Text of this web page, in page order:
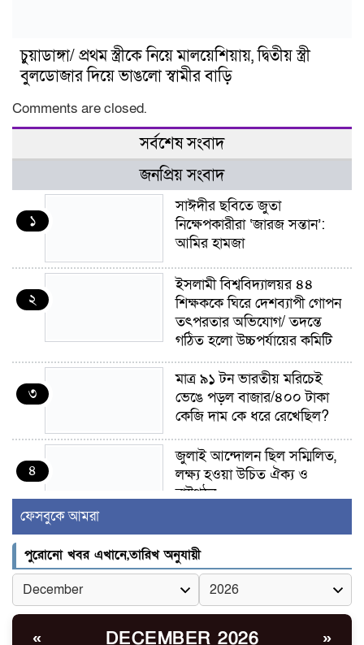
চুয়াডাঙ্গা/ প্রথম স্ত্রীকে নিয়ে মালয়েশিয়ায়, দ্বিতীয় স্ত্রী
বুলডোজার দিয়ে ভাঙলো স্বামীর বাড়ি
Comments are closed.
সর্বশেষ সংবাদ
জনপ্রিয় সংবাদ
১
সাঈদীর ছবিতে জুতা
নিক্ষেপকারীরা ‘জারজ সন্তান’:
আমির হামজা
২
ইসলামী বিশ্ববিদ্যালয়র ৪৪
শিক্ষককে ঘিরে দেশব্যাপী গোপন
তৎপরতার অভিযোগ/ তদন্তে
গঠিত হলো উচ্চপর্যায়ের কমিটি
৩
মাত্র ৯১ টন ভারতীয় মরিচেই
ভেঙে পড়ল বাজার/৪০০ টাকা
কেজি দাম কে ধরে রেখেছিল?
৪
জুলাই আন্দোলন ছিল সম্মিলিত,
লক্ষ্য হওয়া উচিত ঐক্য ও
রাষ্ট্রগঠন
৫
ভোরে ঝিনাইদহ সীমান্তে জটলা
দেখে বিএসএফের রাবার বুলেট,
বাংলাদেশি আহত
চুয়াডাঙ্গা/ প্রথম স্ত্রীকে নিয়ে
মালয়েশিয়ায়, দ্বিতীয় স্ত্রী
ফেসবুকে আমরা
পুরোনো খবর এখানে,তারিখ অনুযায়ী
« DECEMBER 2026 »